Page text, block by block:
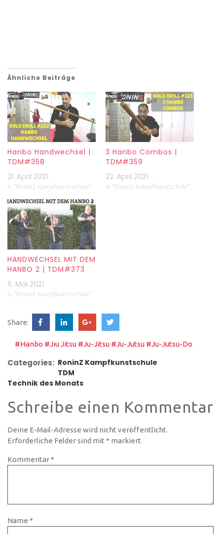
Ähnliche Beiträge
Hanbo Handwechsel |
TDM#358
21. April 2021
In "RoninZ Kampfkunstschule"
3 Hanbo Combos |
TDM#359
22. April 2021
In "RoninZ Kampfkunstschule"
HANDWECHSEL MIT DEM
HANBO 2 | TDM#373
6. Mai 2021
In "RoninZ Kampfkunstschule"
Share:
#Hanbo #Jiu Jitsu #Ju-Jitsu #Ju-Jutsu #Ju-Jutsu-Do
Categories: RoninZ Kampfkunstschule
TDM
Technik des Monats
Schreibe einen Kommentar
Deine E-Mail-Adresse wird nicht veröffentlicht.
Erforderliche Felder sind mit * markiert
Kommentar*
Name *